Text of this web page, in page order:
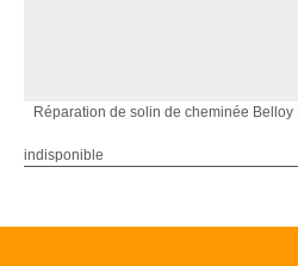
Réparation de solin de cheminée Belloy
indisponible